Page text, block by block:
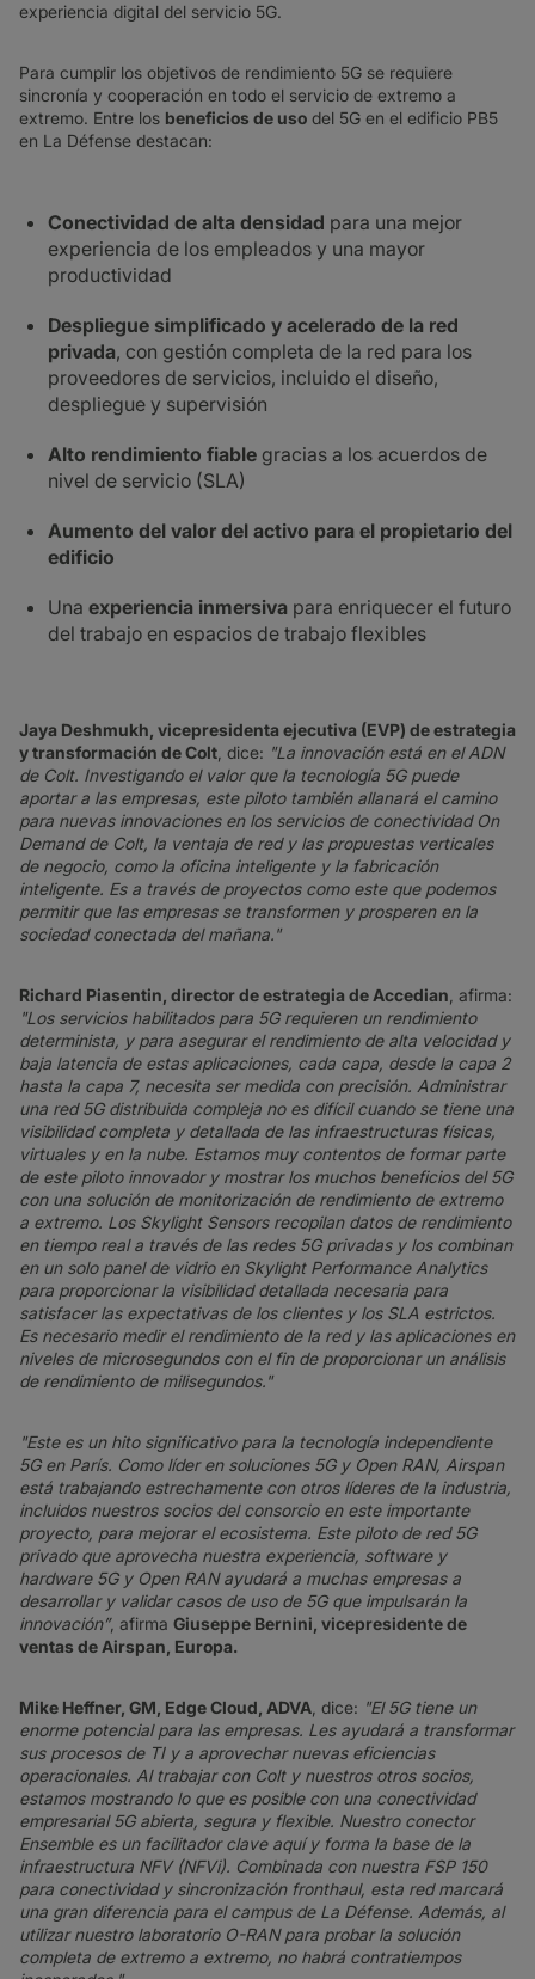
experiencia digital del servicio 5G.
Para cumplir los objetivos de rendimiento 5G se requiere
sincronía y cooperación en todo el servicio de extremo a
extremo. Entre los beneficios de uso del 5G en el edificio PB5
en La Défense destacan:
Conectividad de alta densidad para una mejor
experiencia de los empleados y una mayor
productividad
Despliegue simplificado y acelerado de la red
privada, con gestión completa de la red para los
proveedores de servicios, incluido el diseño,
despliegue y supervisión
Alto rendimiento fiable gracias a los acuerdos de
nivel de servicio (SLA)
Aumento del valor del activo para el propietario del
edificio
Una experiencia inmersiva para enriquecer el futuro
del trabajo en espacios de trabajo flexibles
Jaya Deshmukh, vicepresidenta ejecutiva (EVP) de estrategia
y transformación de Colt , dice: "La innovación está en el ADN
de Colt. Investigando el valor que la tecnología 5G puede
aportar a las empresas, este piloto también allanará el camino
para nuevas innovaciones en los servicios de conectividad On
Demand de Colt, la ventaja de red y las propuestas verticales
de negocio, como la oficina inteligente y la fabricación
inteligente. Es a través de proyectos como este que podemos
permitir que las empresas se transformen y prosperen en la
sociedad conectada del mañana."
Richard Piasentin, director de estrategia de Accedian , afirma:
"Los servicios habilitados para 5G requieren un rendimiento
determinista, y para asegurar el rendimiento de alta velocidad y
baja latencia de estas aplicaciones, cada capa, desde la capa 2
hasta la capa 7, necesita ser medida con precisión. Administrar
una red 5G distribuida compleja no es difícil cuando se tiene una
visibilidad completa y detallada de las infraestructuras físicas,
virtuales y en la nube. Estamos muy contentos de formar parte
de este piloto innovador y mostrar los muchos beneficios del 5G
con una solución de monitorización de rendimiento de extremo
a extremo. Los Skylight Sensors recopilan datos de rendimiento
en tiempo real a través de las redes 5G privadas y los combinan
en un solo panel de vidrio en Skylight Performance Analytics
para proporcionar la visibilidad detallada necesaria para
satisfacer las expectativas de los clientes y los SLA estrictos.
Es necesario medir el rendimiento de la red y las aplicaciones en
niveles de microsegundos con el fin de proporcionar un análisis
de rendimiento de milisegundos."
"Este es un hito significativo para la tecnología independiente
5G en París. Como líder en soluciones 5G y Open RAN, Airspan
está trabajando estrechamente con otros líderes de la industria,
incluidos nuestros socios del consorcio en este importante
proyecto, para mejorar el ecosistema. Este piloto de red 5G
privado que aprovecha nuestra experiencia, software y
hardware 5G y Open RAN ayudará a muchas empresas a
desarrollar y validar casos de uso de 5G que impulsarán la
innovación”, afirma Giuseppe Bernini, vicepresidente de
ventas de Airspan, Europa.
Mike Heffner, GM, Edge Cloud, ADVA , dice: "El 5G tiene un
enorme potencial para las empresas. Les ayudará a transformar
sus procesos de TI y a aprovechar nuevas eficiencias
operacionales. Al trabajar con Colt y nuestros otros socios,
estamos mostrando lo que es posible con una conectividad
empresarial 5G abierta, segura y flexible. Nuestro conector
Ensemble es un facilitador clave aquí y forma la base de la
infraestructura NFV (NFVi). Combinada con nuestra FSP 150
para conectividad y sincronización fronthaul, esta red marcará
una gran diferencia para el campus de La Défense. Además, al
utilizar nuestro laboratorio O-RAN para probar la solución
completa de extremo a extremo, no habrá contratiempos